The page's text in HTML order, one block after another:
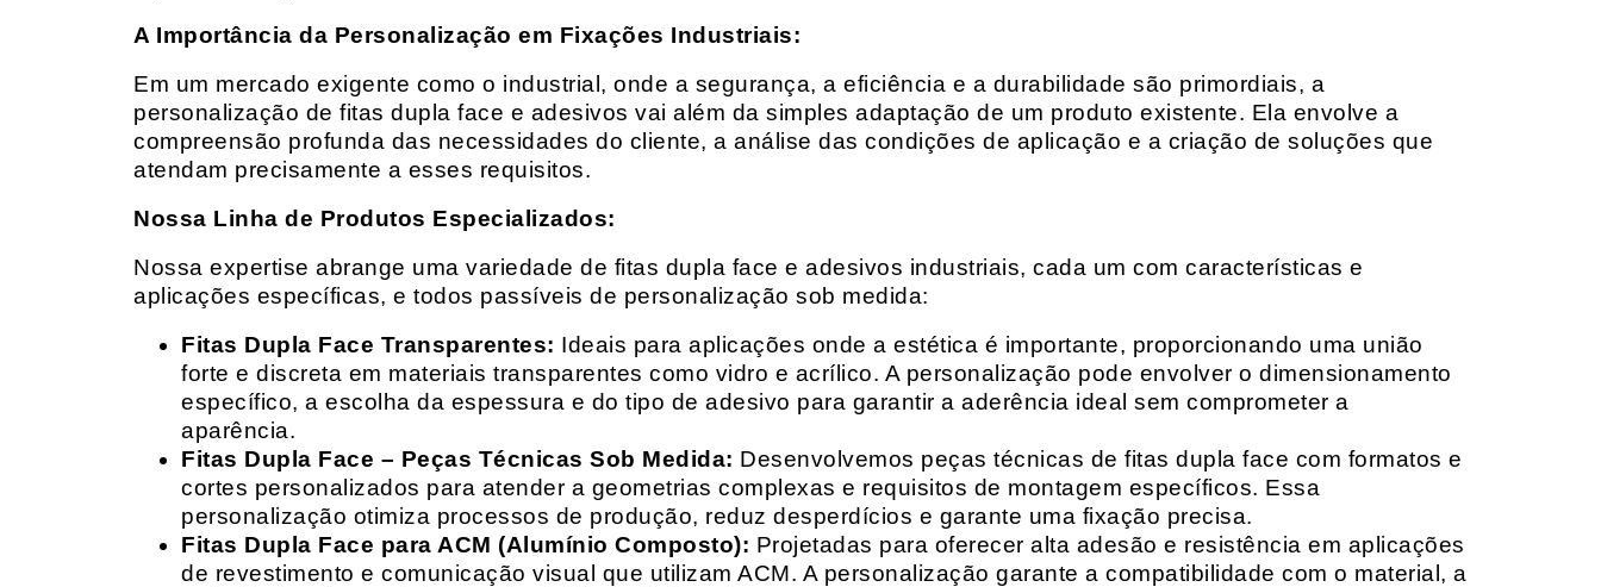
A Importância da Personalização em Fixações Industriais:
Em um mercado exigente como o industrial, onde a segurança, a eficiência e a durabilidade são primordiais, a
personalização de fitas dupla face e adesivos vai além da simples adaptação de um produto existente. Ela envolve a
compreensão profunda das necessidades do cliente, a análise das condições de aplicação e a criação de soluções que
atendam precisamente a esses requisitos.
Nossa Linha de Produtos Especializados:
Nossa expertise abrange uma variedade de fitas dupla face e adesivos industriais, cada um com características e
aplicações específicas, e todos passíveis de personalização sob medida:
Fitas Dupla Face Transparentes: Ideais para aplicações onde a estética é importante, proporcionando uma união
forte e discreta em materiais transparentes como vidro e acrílico. A personalização pode envolver o dimensionamento
específico, a escolha da espessura e do tipo de adesivo para garantir a aderência ideal sem comprometer a
aparência.
Fitas Dupla Face – Peças Técnicas Sob Medida: Desenvolvemos peças técnicas de fitas dupla face com formatos e
cortes personalizados para atender a geometrias complexas e requisitos de montagem específicos. Essa
personalização otimiza processos de produção, reduz desperdícios e garante uma fixação precisa.
Fitas Dupla Face para ACM (Alumínio Composto): Projetadas para oferecer alta adesão e resistência em aplicações
de revestimento e comunicação visual que utilizam ACM. A personalização garante a compatibilidade com o material, a